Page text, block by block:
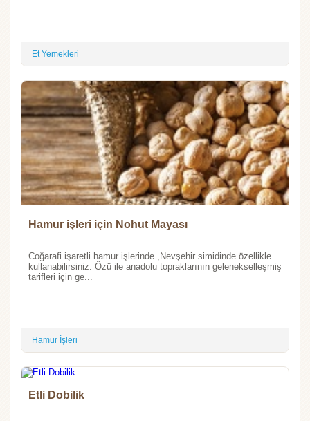
Et Yemekleri
Hamur işleri için Nohut Mayası
Coğarafi işaretli hamur işlerinde ,Nevşehir simidinde özellikle
kullanabilirsiniz. Özü ile anadolu topraklarının gelenekselleşmiş
tarifleri için ge...
Hamur İşleri
Etli Dobilik